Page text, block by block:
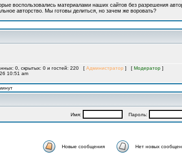
воспользовались материалами наших сайтов без разрешения
авторство. Мы готовы делиться, но зачем же воровать?
0, скрытых: 0 и гостей: 220 [ Администратор ] [ Модератор ]
10:51 am
Имя: Пароль:
Новые сообщения Нет новых